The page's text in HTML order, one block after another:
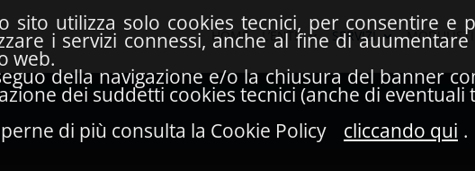
sito utilizza solo cookies tecnici, per consentire e
i servizi connessi, anche al fine di
web.
della navigazione e/o la chiusura del banner
dei suddetti cookies tecnici (anche di eventuali
di più consulta la Cookie Policy
cliccando qui .
HOME L’ENTE SERVIZI